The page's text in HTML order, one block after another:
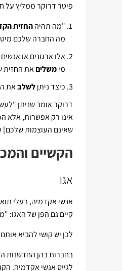
פיטר דרוקר ממליץ על
"מה תהיההחזית
מה החברה שלכם
אלו ארגונים או
מימשליםאת החזית
כיצד ניתןלשלבאת
דרוקר אומר שניתן
אינו רק אפשרות, אלא
שאינם העוצמות שלכם]
הקשיים
אגו
אנשי אקדמיה, בעלי
קיים גם הפן של האגו:
לכן יש קושי להביא
בחברות בהן החדשנות
לגייס אנשי אקדמיה.